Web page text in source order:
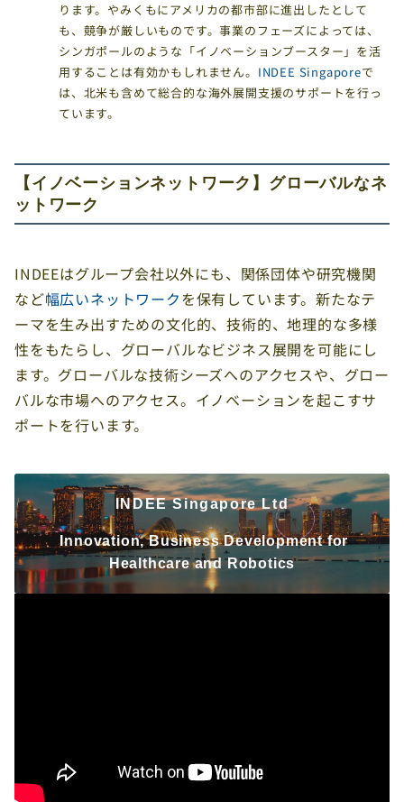
ります。やみくもにアメリカの都市部に進出したとして
も、競争が厳しいものです。事業のフェーズによっては、
シンガポールのような「イノベーションブースター」を活
用することは有効かもしれません。 INDEE Singaporeで
は、北米も含めて総合的な海外展開支援のサポートを行っ
ています。
【イノベーションネットワーク】グローバルなネ
ットワーク
INDEEはグループ会社以外にも、関係団体や研究機関
など幅広いネットワークを保有しています。新たなテ
ーマを生み出すための文化的、技術的、地理的な多様
性をもたらし、グローバルなビジネス展開を可能にし
ます。グローバルな技術シーズへのアクセスや、グロー
バルな市場へのアクセス。イノベーションを起こすサ
ポートを行います。
INDEE Singapore Ltd
Innovation, Business Development for
Healthcare and Robotics